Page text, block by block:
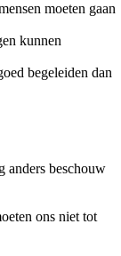
moeten gaan
kunnen
begeleiden dan
anders beschouw
ons niet tot